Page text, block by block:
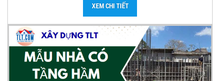
XEM CHI TIẾT